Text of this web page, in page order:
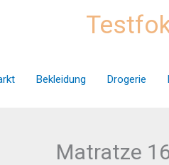
Bekleidung Drogerie
Matratze